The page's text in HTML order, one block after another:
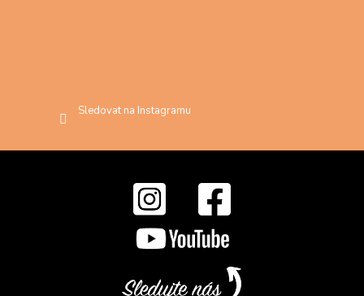
Sledovat na Instagramu